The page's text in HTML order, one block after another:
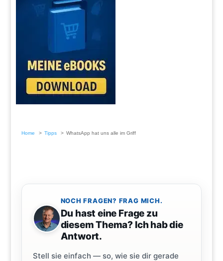
Home Tipps WhatsApp hat uns alle im Griff
NOCH FRAGEN? FRAG MICH.
Du hast eine Frage zu
diesem Thema? Ich hab die
Antwort.
Stell sie einfach — so, wie sie dir gerade